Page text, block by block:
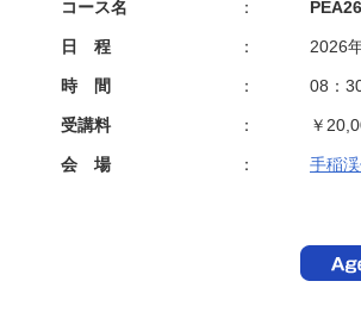
コース名 ：
日 程 ： 2026
時 間 ： 08：
受講料 ： ￥
会 場 ： 手稲